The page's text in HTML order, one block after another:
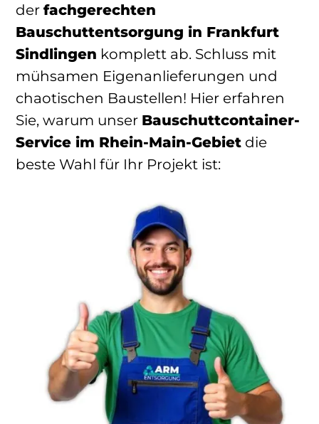
der fachgerechten
Bauschuttentsorgung in Frankfurt
Sindlingen komplett ab. Schluss mit
mühsamen Eigenanlieferungen und
chaotischen Baustellen! Hier erfahren
Sie, warum unser Bauschuttcontainer-
Service im Rhein-Main-Gebiet die
beste Wahl für Ihr Projekt ist: